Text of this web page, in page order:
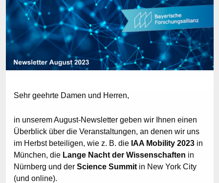
Sehr geehrte Damen und Herren,
in unserem August-Newsletter geben wir Ihnen einen
Überblick über die Veranstaltungen, an denen wir uns
im Herbst beteiligen, wie z. B. die IAA Mobility 2023in
München, die Lange Nacht der Wissenschaften in
Nürnberg und der Science Summitin New York City
(und online).